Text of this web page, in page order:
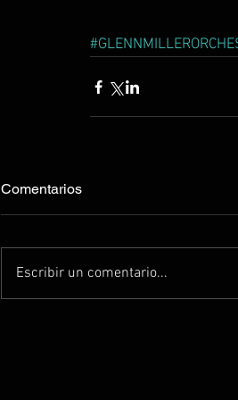
Comentarios
Escribir un comentario...